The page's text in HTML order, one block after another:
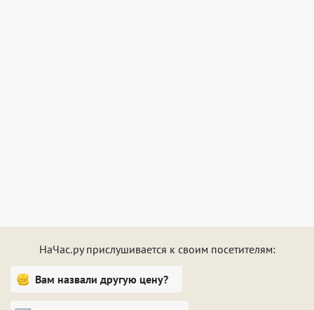
НаЧас.ру прислушивается к своим посетителям:
Вам назвали другую цену?